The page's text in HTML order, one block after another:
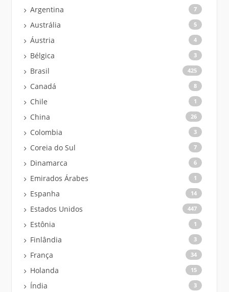
Argentina 7
Austrália 5
Áustria 4
Bélgica 3
Brasil 425
Canadá 8
Chile 1
China 26
Colombia 3
Coreia do Sul 7
Dinamarca 6
Emirados Árabes 1
Espanha 14
Estados Unidos 447
Estônia 1
Finlândia 3
França 34
Holanda 15
Índia 3